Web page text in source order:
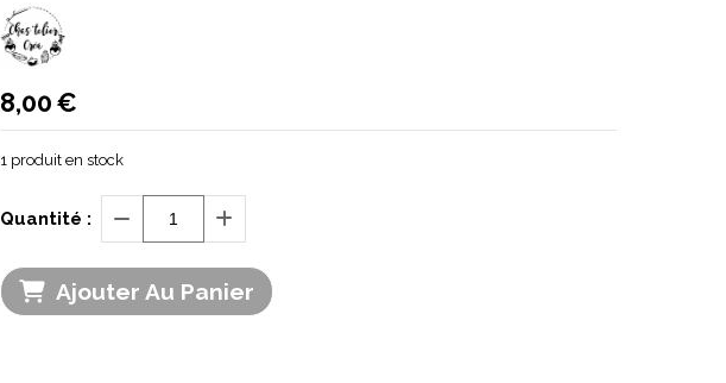
8,00€
1 produit en stock
Quantité :
Ajouter Au Panier